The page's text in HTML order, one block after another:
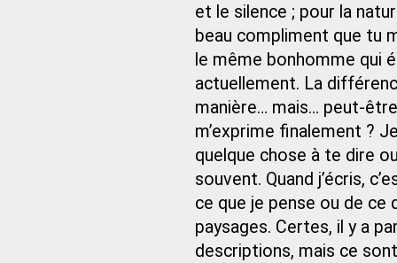
et le silence ; pour la
beau compliment que tu
le même bonhomme qui
actuellement. La
manière… mais… peut-
m’exprime finalement ?
quelque chose à te dire
souvent. Quand j’écris,
ce que je pense ou de ce
paysages. Certes, il y a
descriptions, mais ce